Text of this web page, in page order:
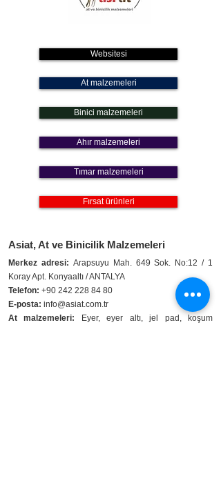
Websitesi
At malzemeleri
Binici malzemeleri
Ahır malzemeleri
Tımar malzemeleri
Fırsat ürünleri
Asiat, At ve Binicilik Malzemeleri
Merkez adresi: Arapsuyu Mah. 649 Sok. No:12 / 1
Koray Apt. Konyaaltı / ANTALYA
Telefon: +90 242 228 84 80
E-posta: info@asiat.com.tr
At malzemeleri:
Eyer, eyer altı, jel pad, koşum